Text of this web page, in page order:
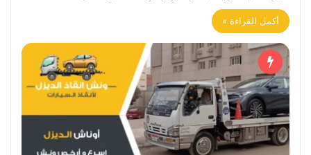
أكمل القراءة »